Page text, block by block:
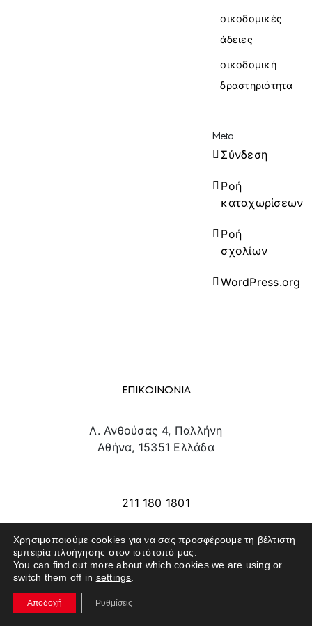
οικοδομικές
άδειες
οικοδομική
δραστηριότητα
Meta
Σύνδεση
Ροή
καταχωρίσεων
Ροή
σχολίων
WordPress.org
ΕΠΙΚΟΙΝΩΝΙΑ
Λ. Ανθούσας 4, Παλλήνη
Αθήνα, 15351 Ελλάδα
211 180 1801
SITE MAP
ΕΚΘΕΤΕΣ
Χρησιμοποιούμε cookies για να σας προσφέρουμε τη βέλτιστη
εμπειρία πλοήγησης στον ιστότοπό μας.
You can find out more about which cookies we are using or
switch them off in settings
Αποδοχή Ρυθμίσεις